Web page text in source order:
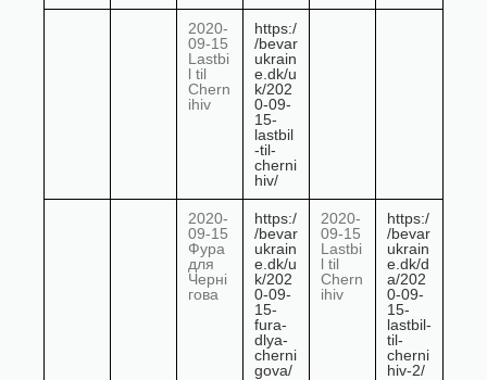
2020-
09-15
Lastbi
l til
Chern
ihiv
https:/
/bevar
ukrain
e.dk/u
k/202
0-09-
15-
lastbil
-til-
cherni
hiv/
2020-
09-15
Фура
для
Черні
гова
https:/
/bevar
ukrain
e.dk/u
k/202
0-09-
15-
fura-
dlya-
cherni
gova/
2020-
09-15
Lastbi
l til
Chern
ihiv
https:/
/bevar
ukrain
e.dk/d
a/202
0-09-
15-
lastbil-
til-
cherni
hiv-2/